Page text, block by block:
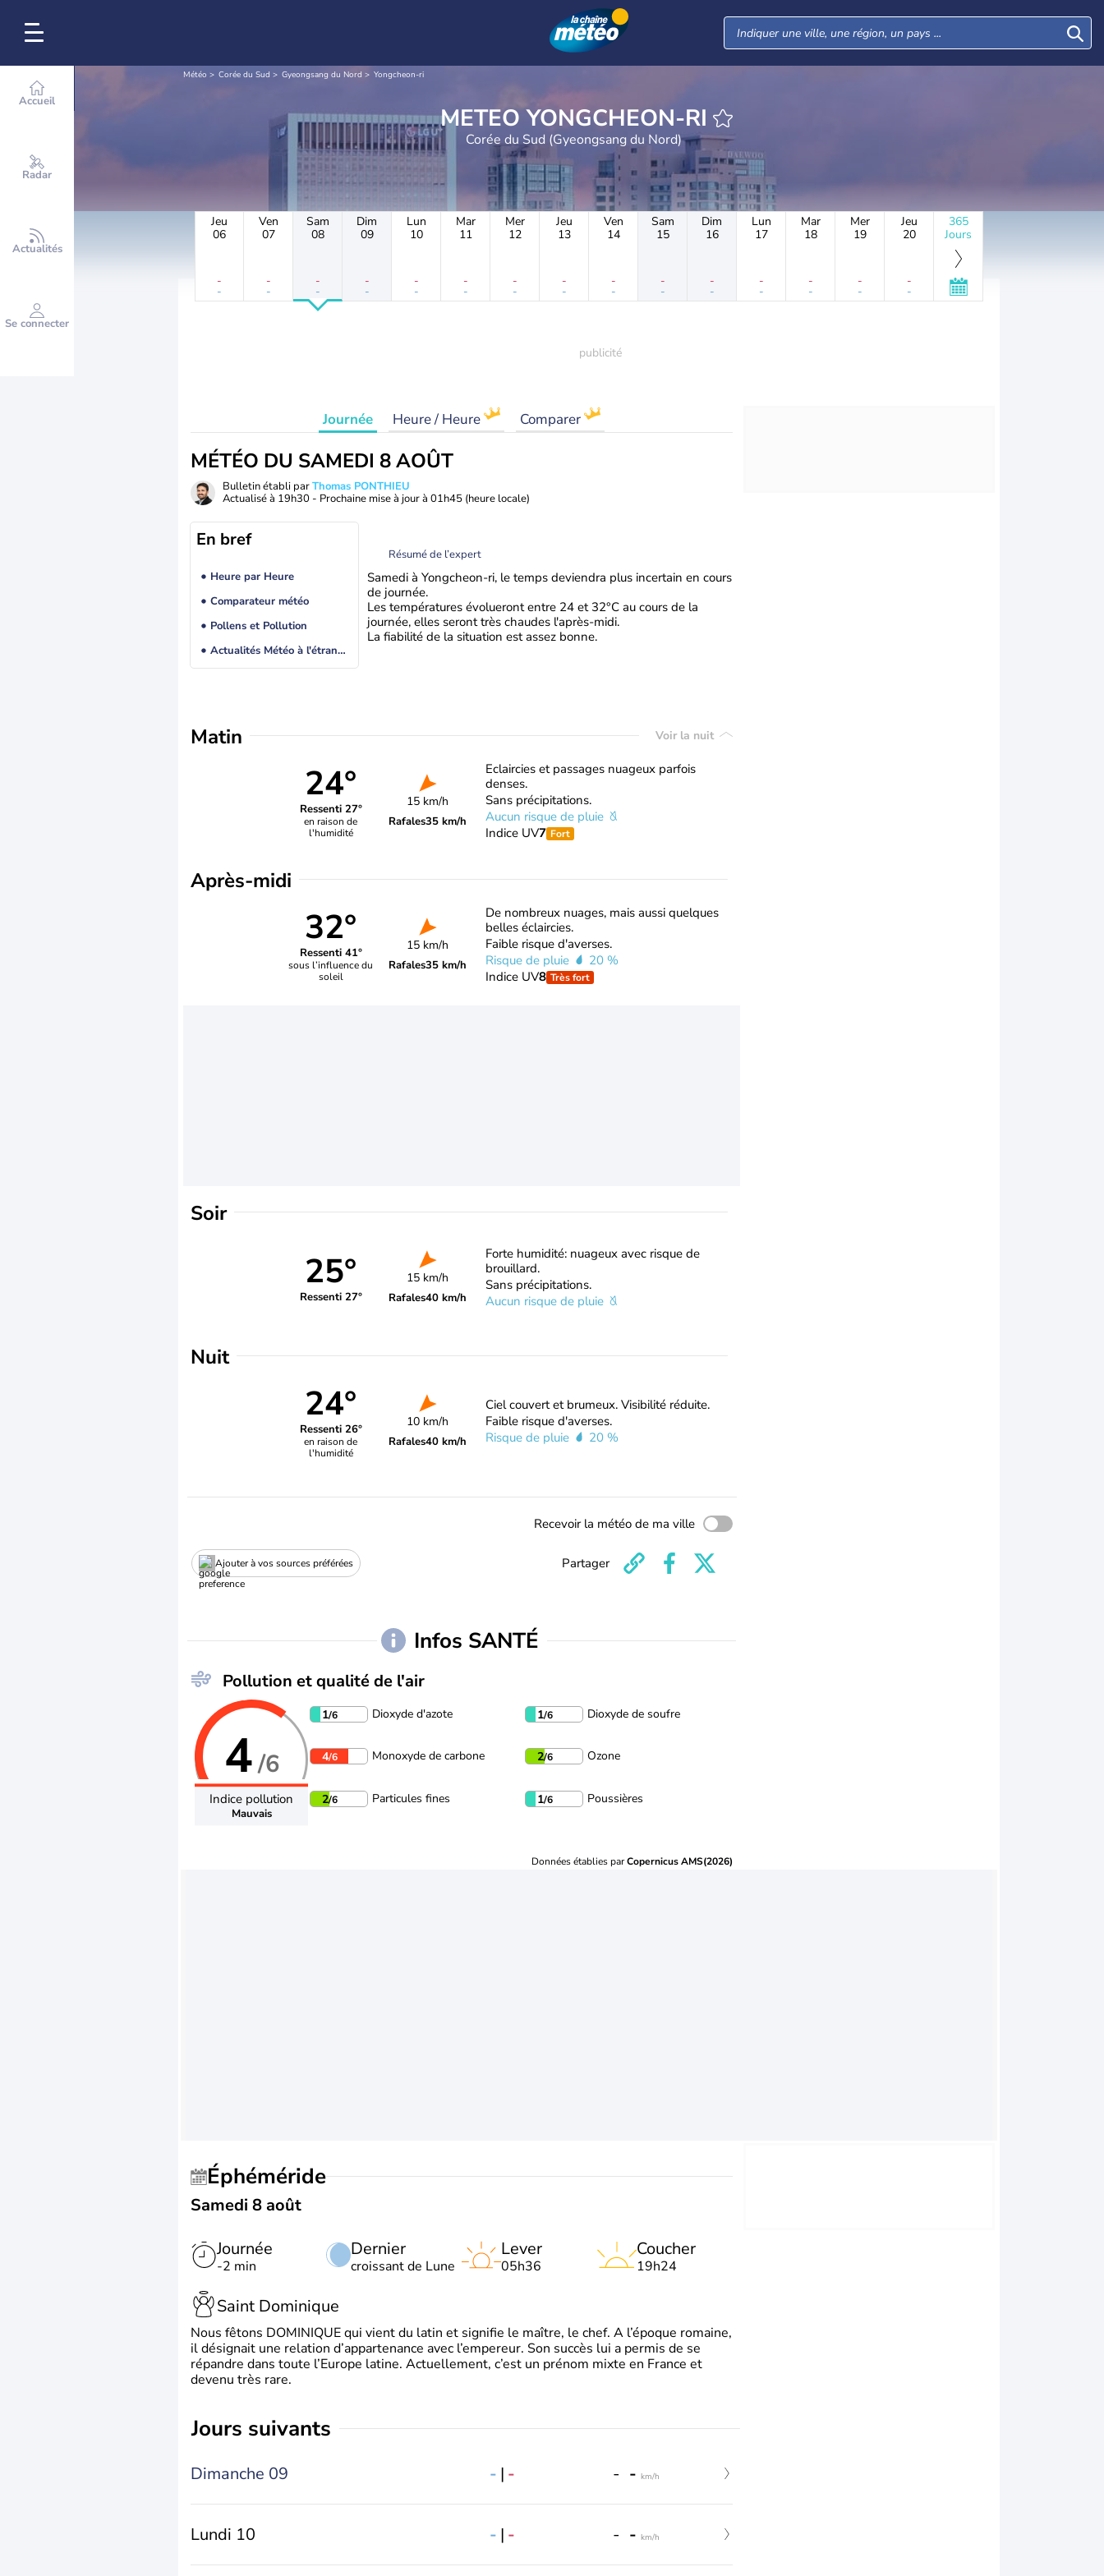
Accueil
Radar
Actualités
Se connecter
Météo Corée du Sud Gyeongsang du Nord Yongcheon-ri
METEO YONGCHEON-RI
Corée du Sud (Gyeongsang du Nord)
Jeu
06
-
-
Ven
07
-
-
Sam
08
-
-
Dim
09
-
-
Lun
10
-
-
Mar
11
-
-
Mer
12
-
-
Jeu
13
-
-
Ven
14
-
-
Sam
15
-
-
Dim
16
-
-
Lun
17
-
-
Mar
18
-
-
Mer
19
-
-
Jeu
20
-
-
365
Jours
Journée Heure / Heure Comparer
MÉTÉO DU SAMEDI 8 AOÛT
Bulletin établi parThomas PONTHIEU
Actualisé à 19h30 - Prochaine mise à jour à 01h45 (heure locale)
En bref
Heure par Heure
Comparateur météo
Pollens et Pollution
Actualités Météo à l'étranger
Résumé de l’expert
Samedi à Yongcheon-ri, le temps deviendra plus incertain en cours
de journée.
Les températures évolueront entre 24 et 32°C au cours de la
journée, elles seront très chaudes l'après-midi.
La fiabilité de la situation est assez bonne.
Matin Voir la nuit
24°
Ressenti 27°
en raison de
l'humidité
15 km/h
Rafales35 km/h
Eclaircies et passages nuageux parfois
denses.
Sans précipitations.
Aucun risque de pluie
Indice UV7 Fort
Après-midi
32°
Ressenti 41°
sous l’influence du
soleil
15 km/h
Rafales35 km/h
De nombreux nuages, mais aussi quelques
belles éclaircies.
Faible risque d'averses.
Risque de pluie
20 %
Indice UV8 Très fort
Soir
25°
Ressenti 27°
15 km/h
Rafales40 km/h
Forte humidité: nuageux avec risque de
brouillard.
Sans précipitations.
Aucun risque de pluie
Nuit
24°
Ressenti 26°
en raison de
l'humidité
10 km/h
Rafales40 km/h
Ciel couvert et brumeux. Visibilité réduite.
Faible risque d'averses.
Risque de pluie
20 %
Recevoir la météo de ma ville
Ajouter à vos sources préférées Partager
Infos SANTÉ
Pollution et qualité de l'air
4/6
Indice pollution
Mauvais
1/6 Dioxyde d'azote 1/6 Dioxyde de soufre
4/6 Monoxyde de carbone 2/6 Ozone
2/6 Particules fines 1/6 Poussières
Données établies parCopernicus AMS(2026)
Éphéméride
Samedi 8 août
Journée
-2 min
Dernier
croissant de Lune
Lever
05h36
Coucher
19h24
Saint Dominique
Nous fêtons DOMINIQUE qui vient du latin et signifie le maître, le chef. A l’époque romaine,
il désignait une relation d’appartenance avec l’empereur. Son succès lui a permis de se
répandre dans toute l’Europe latine. Actuellement, c’est un prénom mixte en France et
devenu très rare.
jours suivants
Dimanche 09 - | - - - km/h
Lundi 10 - | - - - km/h